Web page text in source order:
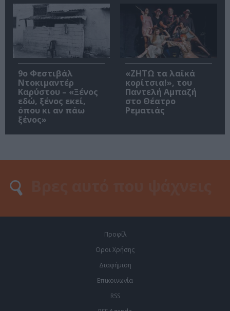
9ο Φεστιβάλ
Ντοκιμαντέρ
Καρύστου – «Ξένος
εδώ, ξένος εκεί,
όπου κι αν πάω
ξένος»
«ΖΗΤΩ τα λαϊκά
κορίτσια!», του
Παντελή Αμπαζή
στο Θέατρο
Ρεματιάς
Προφίλ
Οροι Χρήσης
Διαφήμιση
Επικοινωνία
RSS